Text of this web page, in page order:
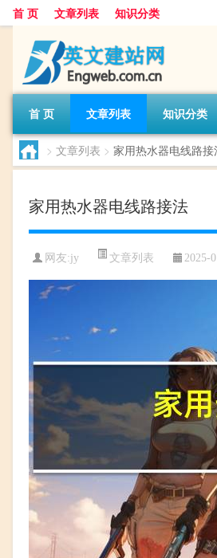
首 页 文章列表 知识分类
首 页 文章列表 知识分类
> 文章列表 > 家用热水器电线路接
家用热水器电线路接法
网友:jy 文章列表 2025-